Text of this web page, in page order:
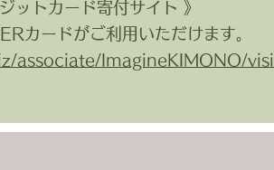
ットカード寄付サイト 》
カードがご利用いただけます。
associate/ImagineKIMONO/